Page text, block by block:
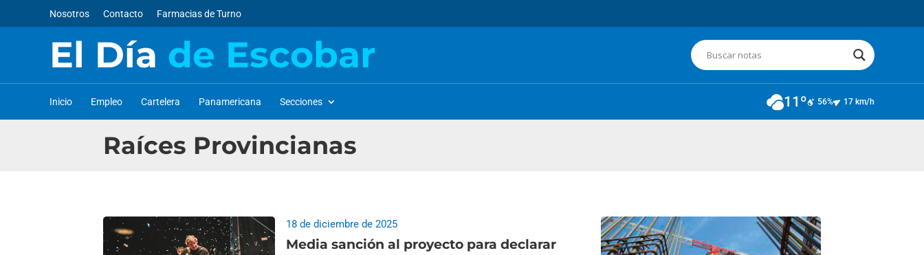
Nosotros Contacto Farmacias de Turno
El Día de Escobar
Inicio Empleo Cartelera Panamericana Secciones 11º 56% 17 km/h
Raíces Provincianas
Media sanción al proyecto para declarar
18 de diciembre de 2025